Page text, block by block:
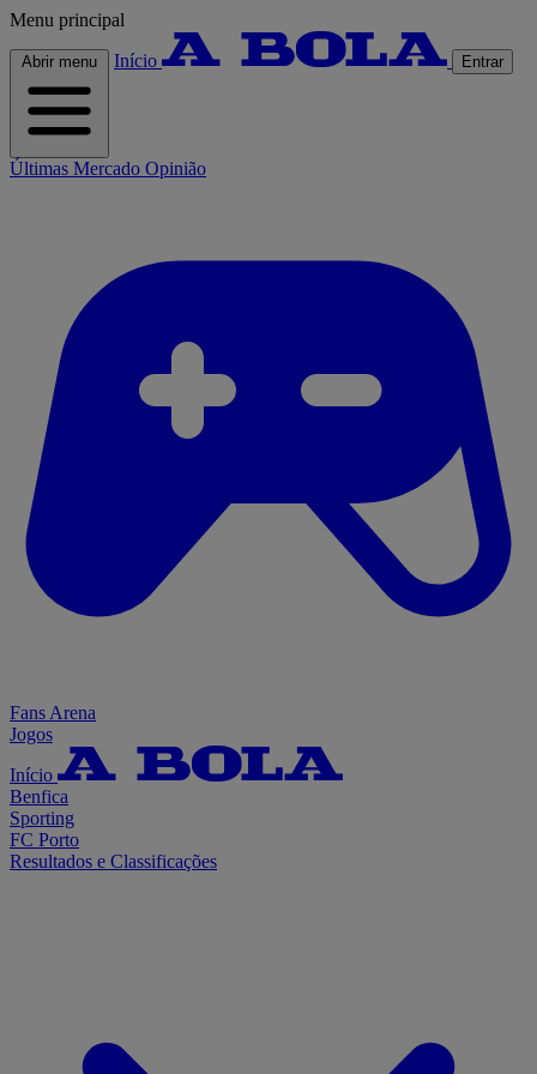
Menu principal
Abrir menu Início Entrar
Últimas Mercado Opinião
Fans Arena
Jogos
Início
Benfica
Sporting
FC Porto
Resultados e Classificações